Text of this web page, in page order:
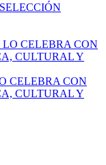
CELEBRA CON
CULTURAL Y